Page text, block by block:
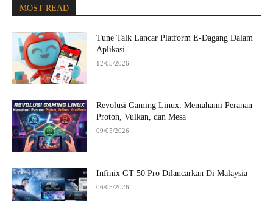
MOST READ
Tune Talk Lancar Platform E-Dagang Dalam
Aplikasi
12/05/2026
Revolusi Gaming Linux: Memahami Peranan
Proton, Vulkan, dan Mesa
09/05/2026
Infinix GT 50 Pro Dilancarkan Di Malaysia
06/05/2026